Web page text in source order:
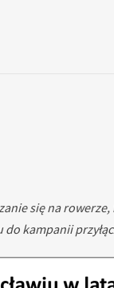
się na
kampanii